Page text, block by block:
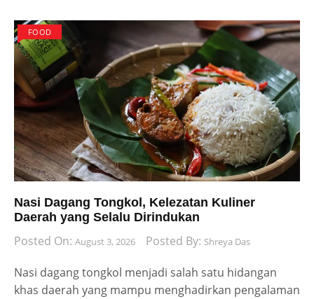
FOOD
Nasi Dagang Tongkol, Kelezatan Kuliner
Daerah yang Selalu Dirindukan
Posted On: August 3, 2026 Posted By: Shreya Das
Nasi dagang tongkol menjadi salah satu hidangan
khas daerah yang mampu menghadirkan pengalaman